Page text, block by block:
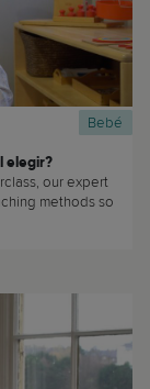
Bebé
elegir?
our expert
methods so